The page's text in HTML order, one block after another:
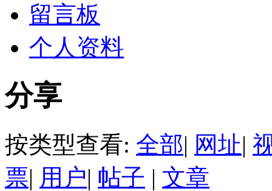
留言板
个人资料
分享
按类型查看: 全部| 网址|
票| 用户| 帖子 | 文章